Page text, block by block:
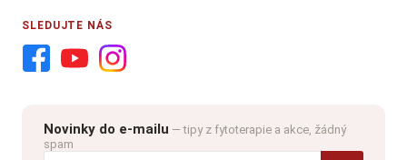
SLEDUJTE NÁS
Novinky do e-mailu — tipy z fytoterapie a akce, žádný
spam